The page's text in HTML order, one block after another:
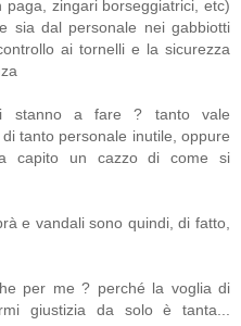
zingari borseggiatrici, etc)
sia dal personale nei gabbiotti
ai tornelli e la sicurezza
stanno a fare ? tanto vale
tanto personale inutile, oppure
capito un cazzo di come si
e vandali sono quindi, di fatto,
per me ? perché la voglia di
giustizia da solo è tanta...